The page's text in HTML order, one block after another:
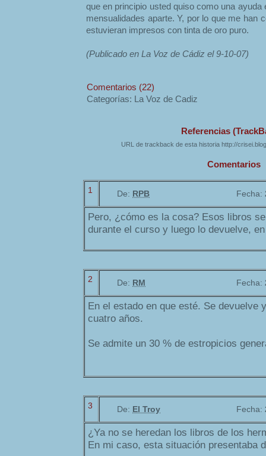
que en principio usted quiso como una
mensualidades aparte. Y, por lo que me han
estuvieran impresos con tinta de oro puro.
(Publicado en La Voz de Cádiz el 9-10-07)
Comentarios (22)
Categorías: La Voz de Cadiz
Referencias
URL de trackback de esta historia http://
Comentarios
1 De: RPB Fecha:
Pero, ¿cómo es la cosa? Esos libros
durante el curso y luego lo devuelve,
2 De: RM Fecha:
En el estado en que esté. Se devuelve
cuatro años.
Se admite un 30 % de estropicios
3 De: El Troy Fecha:
¿Ya no se heredan los libros de los
En mi caso, esta situación presentaba